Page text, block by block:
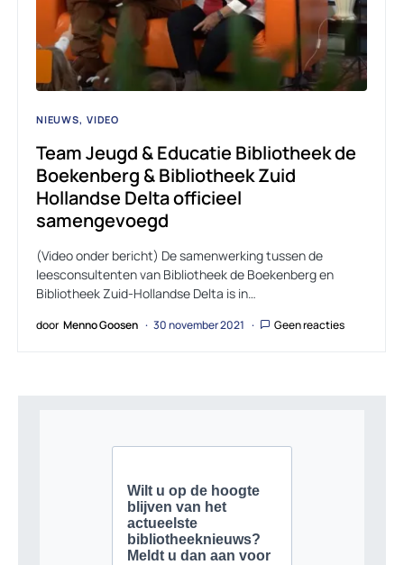
NIEUWS VIDEO
Team Jeugd & Educatie Bibliotheek de
Boekenberg & Bibliotheek Zuid
Hollandse Delta officieel
samengevoegd
(Video onder bericht) De samenwerking tussen de
leesconsultenten van Bibliotheek de Boekenberg en
Bibliotheek Zuid-Hollandse Delta is in…
door Menno Goosen 30 november 2021 Geen reacties